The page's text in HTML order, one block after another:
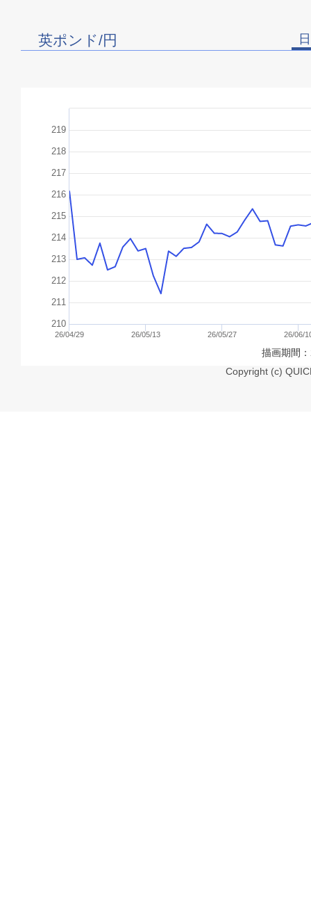
英ポンド/円
26/04/29 26/05/13 26/05/27 26/06/
210
211
212
213
214
215
216
217
218
219
描画期間
Copyright (c)